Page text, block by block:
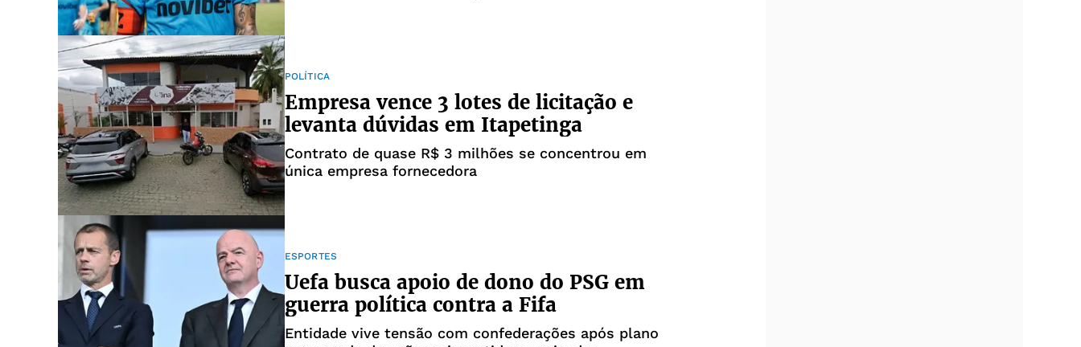
POLÍTICA
Empresa vence 3 lotes de licitação e
levanta dúvidas em Itapetinga
Contrato de quase R$ 3 milhões se concentrou em
única empresa fornecedora
ESPORTES
Uefa busca apoio de dono do PSG em
guerra política contra a Fifa
Entidade vive tensão com confederações após plano